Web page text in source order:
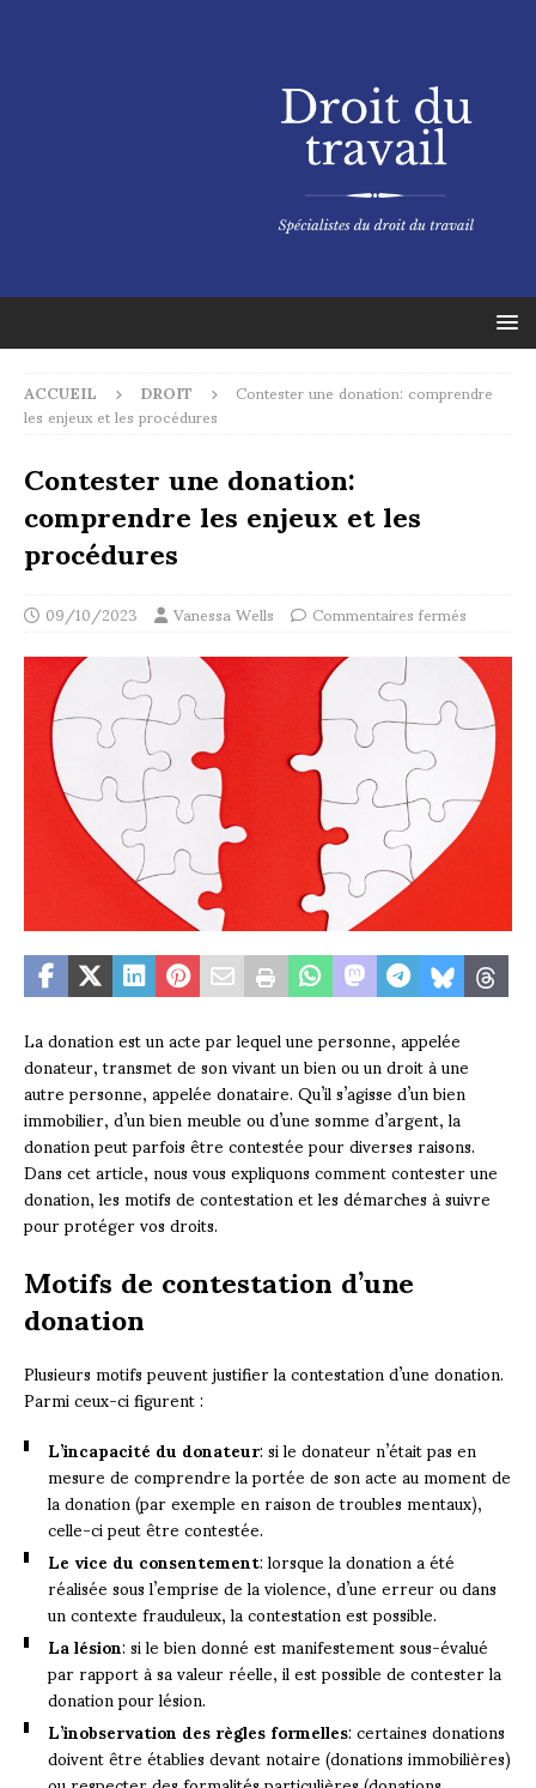
ACCUEIL DROIT Contester une donation: comprendre
les enjeux et les procédures
Contester une donation:
comprendre les enjeux et les
procédures
09/10/2023 Vanessa Wells Commentaires fermés
La donation est un acte par lequel une personne, appelée
donateur, transmet de son vivant un bien ou un droit à une
autre personne, appelée donataire. Qu’il s’agisse d’un bien
immobilier, d’un bien meuble ou d’une somme d’argent, la
donation peut parfois être contestée pour diverses raisons.
Dans cet article, nous vous expliquons comment contester une
donation, les motifs de contestation et les démarches à suivre
pour protéger vos droits.
Motifs de contestation d’une
donation
Plusieurs motifs peuvent justifier la contestation d’une donation.
Parmi ceux-ci figurent :
L’incapacité du donateur: si le donateur n’était pas en
mesure de comprendre la portée de son acte au moment de
la donation (par exemple en raison de troubles mentaux),
celle-ci peut être contestée.
Le vice du consentement: lorsque la donation a été
réalisée sous l’emprise de la violence, d’une erreur ou dans
un contexte frauduleux, la contestation est possible.
La lésion: si le bien donné est manifestement sous-évalué
par rapport à sa valeur réelle, il est possible de contester la
donation pour lésion.
L’inobservation des règles formelles: certaines donations
doivent être établies devant notaire (donations immobilières)